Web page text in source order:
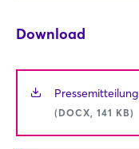
Download
Pressemitteilung
(DOCX, 141 KB)